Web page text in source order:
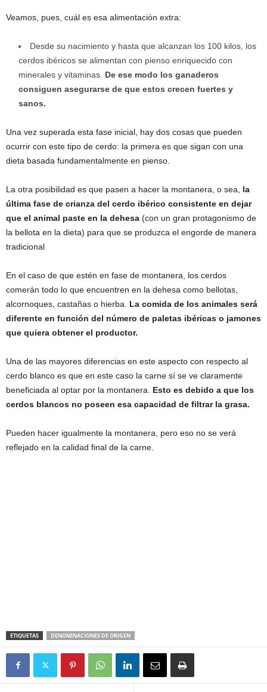
Veamos, pues, cuál es esa alimentación extra:
Desde su nacimiento y hasta que alcanzan los 100 kilos, los
cerdos ibéricos se alimentan con pienso enriquecido con
minerales y vitaminas. De ese modo los ganaderos
consiguen asegurarse de que estos crecen fuertes y
sanos.
Una vez superada esta fase inicial, hay dos cosas que pueden
ocurrir con este tipo de cerdo: la primera es que sigan con una
dieta basada fundamentalmente en pienso.
La otra posibilidad es que pasen a hacer la montanera, o sea, la
última fase de crianza del cerdo ibérico consistente en dejar
que el animal paste en la dehesa (con un gran protagonismo de
la bellota en la dieta) para que se produzca el engorde de manera
tradicional
En el caso de que estén en fase de montanera, los cerdos
comerán todo lo que encuentren en la dehesa como bellotas,
alcornoques, castañas o hierba. La comida de los animales será
diferente en función del número de paletas ibéricas o jamones
que quiera obtener el productor.
Una de las mayores diferencias en este aspecto con respecto al
cerdo blanco es que en este caso la carne sí se ve claramente
beneficiada al optar por la montanera. Esto es debido a que los
cerdos blancos no poseen esa capacidad de filtrar la grasa.
Pueden hacer igualmente la montanera, pero eso no se verá
reflejado en la calidad final de la carne.
ETIQUETAS DENOMINACIONES DE ORIGEN